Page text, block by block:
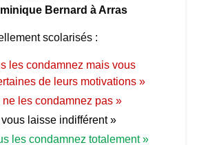
Bernard à Arras
scolarisés :
les condamnez mais vous
de leurs motivations »
ne les condamnez pas »
laisse indifférent »
les condamnez totalement »